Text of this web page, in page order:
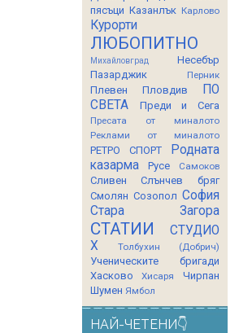
пясъци Казанлък Карлово
Курорти
ЛЮБОПИТНО
Михайловград
Несебър
Пазарджик
Перник
Плевен Пловдив
ПО
СВЕТА
Преди и Сега
Пресата от миналото
Реклами от миналото
РЕТРО СПОРТ
Родната
казарма
Русе Самоков
Сливен
Слънчев бряг
Смолян Созопол София
Стара Загора
СТАТИИ
СТУДИО
Х
Толбухин (Добрич)
Ученическите бригади
Хасково
Хисаря
Чирпан
Шумен Ямбол
НАЙ-ЧЕТЕНИ👇